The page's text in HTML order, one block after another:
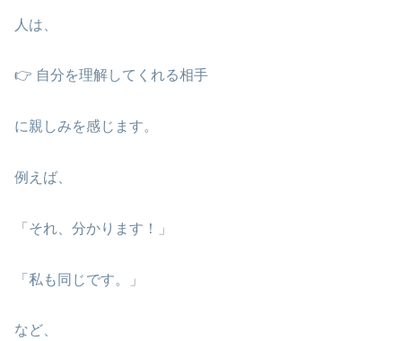
人は、
👉 自分を理解してくれる相手
に親しみを感じます。
例えば、
「それ、分かります！」
「私も同じです。」
など、